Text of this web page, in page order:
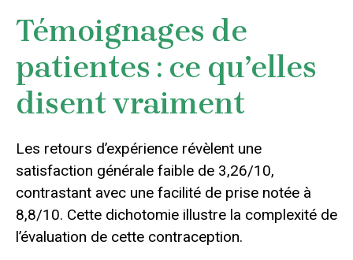
Témoignages de
patientes : ce qu’elles
disent vraiment
Les retours d’expérience révèlent une
satisfaction générale faible de 3,26/10,
contrastant avec une facilité de prise notée à
8,8/10. Cette dichotomie illustre la complexité de
l’évaluation de cette contraception.